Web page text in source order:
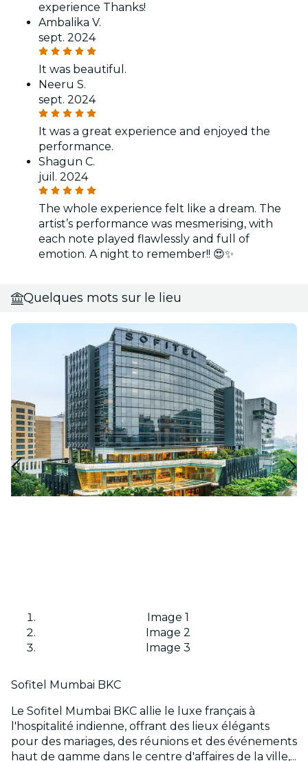
experience Thanks!
Ambalika V.
sept. 2024
It was beautiful.
Neeru S.
sept. 2024
It was a great experience and enjoyed the
performance.
Shagun C.
juil. 2024
The whole experience felt like a dream. The
artist’s performance was mesmerising, with
each note played flawlessly and full of
emotion. A night to remember!! 😍✨
Quelques mots sur le lieu
Image 1
Image 2
Image 3
Sofitel Mumbai BKC
Le Sofitel Mumbai BKC allie le luxe français à
l'hospitalité indienne, offrant des lieux élégants
pour des mariages, des réunions et des événements
haut de gamme dans le centre d'affaires de la ville,...